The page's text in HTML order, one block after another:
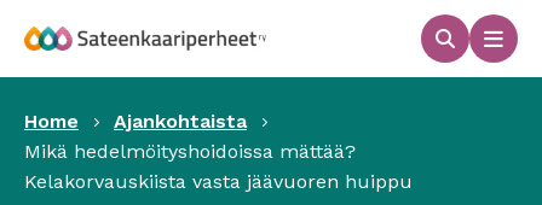
sisältöön
Haku
Home
Ajankohtaista
Mikä hedelmöityshoidoissa mättää?
Kelakorvauskiista vasta jäävuoren huippu